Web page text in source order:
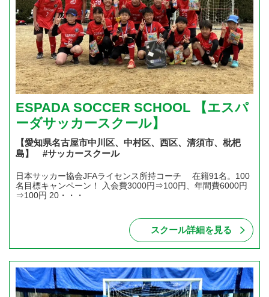
ESPADA SOCCER SCHOOL 【エスパ
ーダサッカースクール】
【愛知県名古屋市中川区、中村区、西区、清須市、枇杷
島】 #サッカースクール
日本サッカー協会JFAライセンス所持コーチ 在籍91名。100
名目標キャンペーン！ 入会費3000円⇒100円、年間費6000円
⇒100円 20・・・
スクール詳細を見る